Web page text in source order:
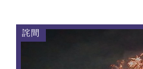
詫間